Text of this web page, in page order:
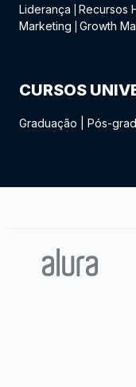
Liderança
Recursos
Marketing
Growth
CURSOS
Graduação Pós-